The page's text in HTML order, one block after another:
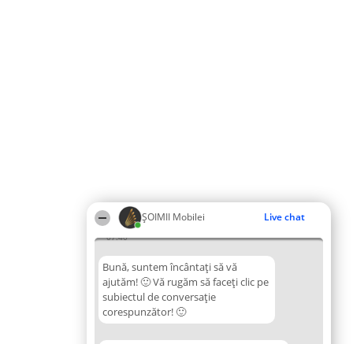
ȘOIMII Mobilei Live chat
07:40
Bună, suntem încântați să vă
ajutăm! 🙂 Vă rugăm să faceți clic pe
subiectul de conversație
corespunzător! 🙂